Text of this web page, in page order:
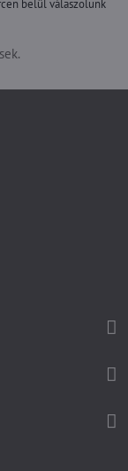
belül válaszolunk